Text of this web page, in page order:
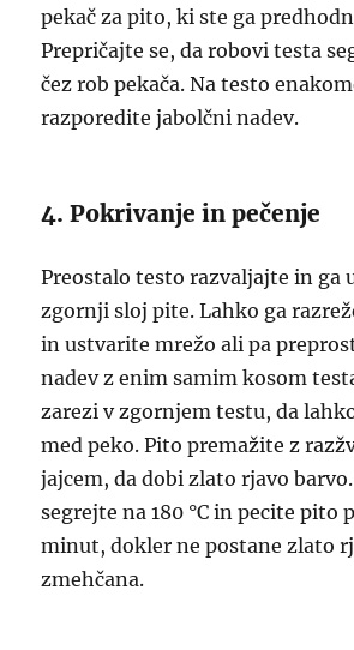
pekač za pito, ki ste ga
Prepričajte se, da robovi testa
čez rob pekača. Na testo
razporedite jabolčni nadev.
4. Pokrivanje in pečenje
Preostalo testo razvaljajte in ga
zgornji sloj pite. Lahko ga
in ustvarite mrežo ali pa
nadev z enim samim kosom
zarezi v zgornjem testu, da
med peko. Pito premažite z
jajcem, da dobi zlato rjavo barvo.
segrejte na 180 °C in pecite
minut, dokler ne postane zlato
zmehčana.